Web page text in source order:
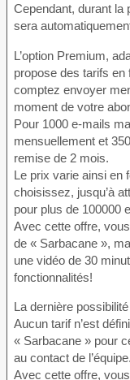
Cependant, durant la
sera
L’option Premium,
propose des tarifs en
comptez envoyer
moment de votre
Pour 1000 e-mails
mensuellement et
remise de 2 mois.
Le prix varie ainsi en
choisissez, jusqu’à
pour plus de 100000
Avec cette offre,
de « Sarbacane »,
une vidéo de 30
fonctionnalités!
La dernière
Aucun tarif n’est
« Sarbacane » pour
au contact de l’équipe.
Avec cette offre,